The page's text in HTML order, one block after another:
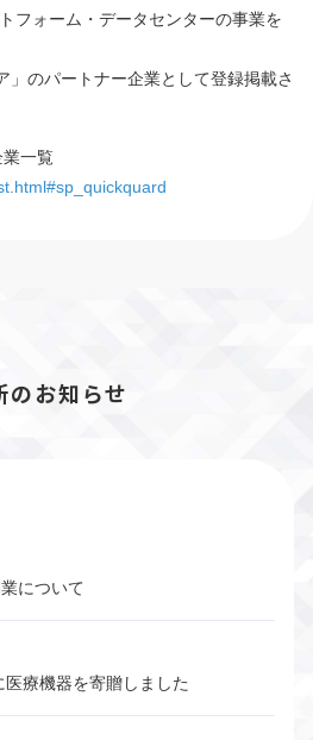
フォーム・データセンターの事業を
」のパートナー企業として登録掲載さ
一覧
のお知らせ
について
療機器を寄贈しました